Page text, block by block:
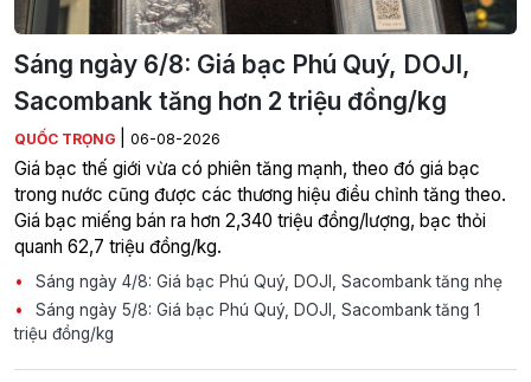
Sáng ngày 6/8: Giá bạc Phú Quý, DOJI,
Sacombank tăng hơn 2 triệu đồng/kg
QUỐC TRỌNG 06-08-2026
Giá bạc thế giới vừa có phiên tăng mạnh, theo đó giá bạc
trong nước cũng được các thương hiệu điều chỉnh tăng theo.
Giá bạc miếng bán ra hơn 2,340 triệu đồng/lượng, bạc thỏi
quanh 62,7 triệu đồng/kg.
Sáng ngày 4/8: Giá bạc Phú Quý, DOJI, Sacombank tăng nhẹ
Sáng ngày 5/8: Giá bạc Phú Quý, DOJI, Sacombank tăng 1
triệu đồng/kg